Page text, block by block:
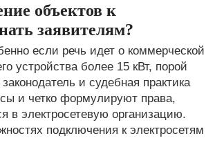
объектов к
заявителям?
если речь идет о коммерческой
устройства более 15 кВт, порой
и судебная практика
и четко формулируют права,
в электросетевую организацию.
подключения к электросетям